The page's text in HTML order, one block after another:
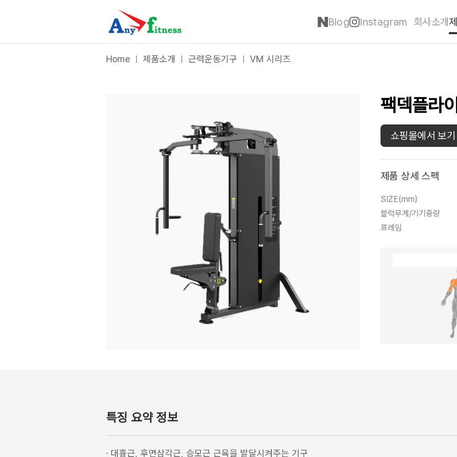
VM 시리즈|팩덱플라이- 애니휘트니스
Home 제품소개 근력운동기구 VM 시리즈
팩덱플라
쇼핑몰에서 보기
제품 상세 스펙
SIZE(mm)
블럭무게/기기중량
프레임
특징 요약 정보
· 대흉근, 후면삼각근, 승모근 근육을 발달시켜주는 기구
Blog Instagram 회사소개